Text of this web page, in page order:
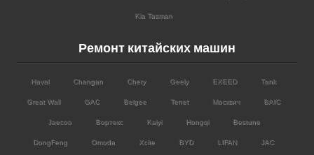
Kia Tasman
Ремонт китайских машин
Haval Changan Chery Geely EXEED Tank
Great Wall GAC Belgee Tenet Москвич BAIC
Jaecoo Вортекс Kaiyi Hongqi Bestune
DongFeng Omoda Xcite BYD LIFAN JAC